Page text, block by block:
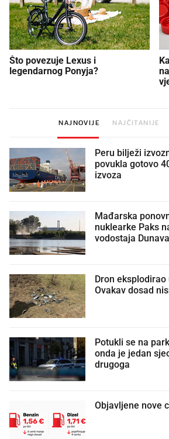
Što povezuje Lexus i
legendarnog Ponyja?
NAJNOVIJE NAJČITANIJE
Peru bilježi
povukla gotovo
izvoza
Mađarska
nuklearke Paks
vodostaja Dunava
Dron
Ovakav dosad
Potukli se na
onda je jedan
drugoga
Objavljene nove